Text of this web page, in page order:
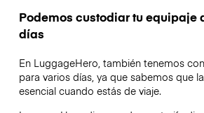
Podemos custodiar tu equipaje
días
En LuggageHero, también tenemos
para varios días, ya que sabemos que
esencial cuando estás de viaje.